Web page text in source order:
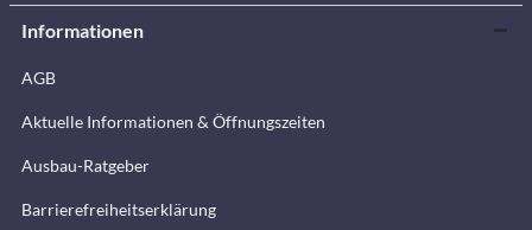
Informationen
AGB
Aktuelle Informationen & Öffnungszeiten
Ausbau-Ratgeber
Barrierefreiheitserklärung